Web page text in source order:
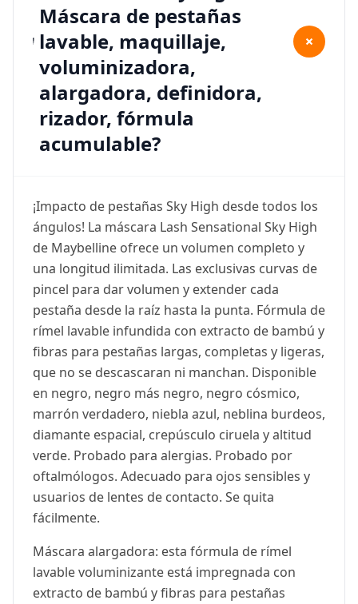
Máscara de pestañas
lavable, maquillaje,
voluminizadora,
alargadora, definidora,
rizador, fórmula
acumulable?
+
¡Impacto de pestañas Sky High desde todos los
ángulos! La máscara Lash Sensational Sky High
de Maybelline ofrece un volumen completo y
una longitud ilimitada. Las exclusivas curvas de
pincel para dar volumen y extender cada
pestaña desde la raíz hasta la punta. Fórmula de
rímel lavable infundida con extracto de bambú y
fibras para pestañas largas, completas y ligeras,
que no se descascaran ni manchan. Disponible
en negro, negro más negro, negro cósmico,
marrón verdadero, niebla azul, neblina burdeos,
diamante espacial, crepúsculo ciruela y altitud
verde. Probado para alergias. Probado por
oftalmólogos. Adecuado para ojos sensibles y
usuarios de lentes de contacto. Se quita
fácilmente.
Máscara alargadora: esta fórmula de rímel
lavable voluminizante está impregnada con
extracto de bambú y fibras para pestañas